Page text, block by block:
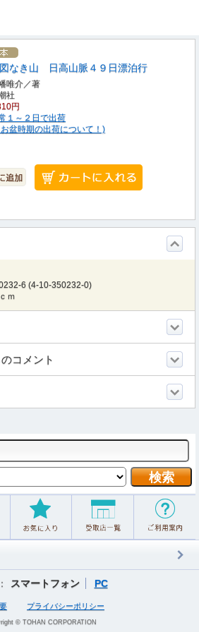
なき山 日高山脈４９日漂泊行
唯介／著
社
円
１～２日で出荷
盆時期の出荷について！)
6 (4-10-350232-0)
ｍ
コメント
スマートフォン PC
プライバシーポリシー
© TOHAN CORPORATION